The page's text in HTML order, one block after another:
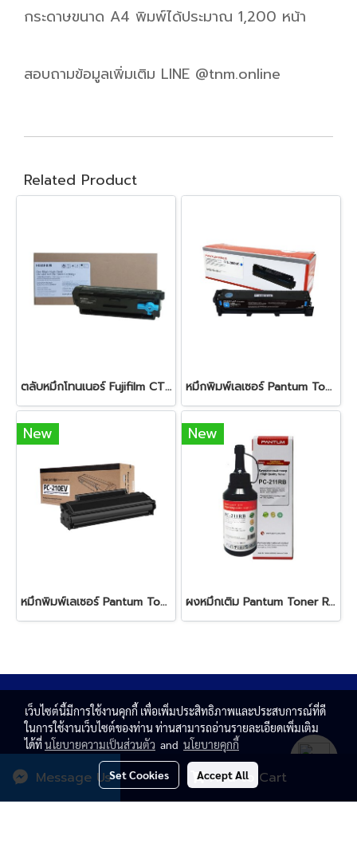
Add to Cart
Message Us
กระดาษขนาด A4 พิมพ์ได้ประมาณ 1,200 หน้า
สอบถามข้อมูลเพิ่มเติม LINE @tnm.online
Related Product
ตลับหมึกโทนเนอร์ Fujifilm CT203550 Black หมึกพิมพ์เลเซอร์ Pantum Toner Drum CTL-2000 HC Cyanหมึกสีดำ ใช้สำหรับเครื่องพิมพ์ : Pantum รุ่น CP2200 CM2200 Series ปริมาณการพิมพ์ 5% ลงบนกระดาษ A4 พิมพ์ได้ 3,500 แผ่น
New
หมึกพิมพ์เลเซอร์ Pantum Toner PC-210EV Black
New
ผงหมึกเติม Pantum Toner Refill Kit for PB-211RB Black
© Copyright 2020 All rights reserved. T.N. MAGNATE
เว็บไซต์นี้มีการใช้งานคุกกี้ เพื่อเพิ่มประสิทธิภาพและประสบการณ์ที่ดี
ในการใช้งานเว็บไซต์ของท่าน ท่านสามารถอ่านรายละเอียดเพิ่มเติม
ได้ที่นโยบายความเป็นส่วนตัว and นโยบายคุกกี้
Set Cookies Accept All